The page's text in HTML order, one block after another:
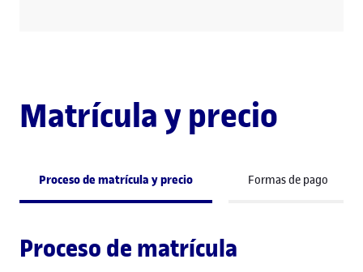
Matrícula y precio
Proceso de matrícula y precio Formas de pago
Proceso de matrícula